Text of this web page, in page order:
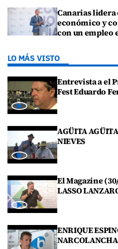
Canarias
económico y
con un empleo
LO MÁS VISTO
Entrevista a el
Fest Eduardo
AGÜITA
NIEVES
El Magazine
LASSO
ENRIQUE
NARCOLANCHA